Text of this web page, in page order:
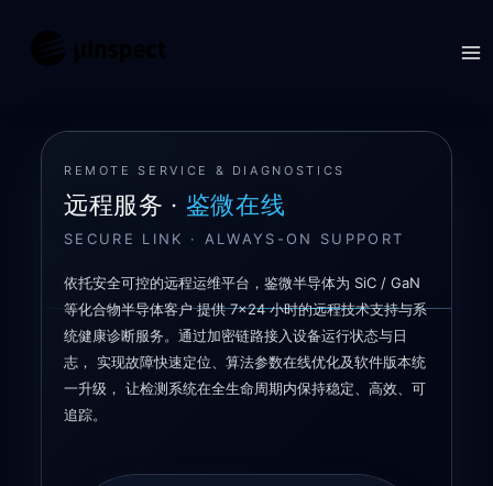
REMOTE SERVICE & DIAGNOSTICS
远程服务 · 鉴微在线
SECURE LINK · ALWAYS-ON SUPPORT
依托安全可控的远程运维平台，鉴微半导体为 SiC / GaN
等化合物半导体客户 提供 7×24 小时的远程技术支持与系
统健康诊断服务。通过加密链路接入设备运行状态与日
志， 实现故障快速定位、算法参数在线优化及软件版本统
一升级， 让检测系统在全生命周期内保持稳定、高效、可
追踪。